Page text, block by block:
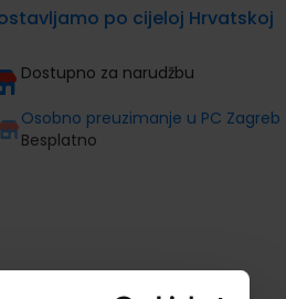
po cijeloj Hrvatskoj
Dostupno za narudžbu
Osobno preuzimanje u PC Zagreb
Besplatno